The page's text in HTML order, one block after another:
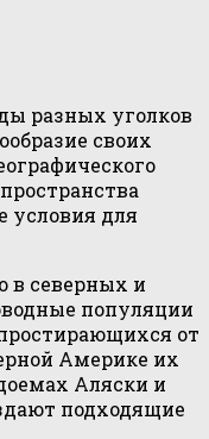
разных уголков
своих
условия для
в северных и
популяции
от
Америке их
Аляски и
подходящие